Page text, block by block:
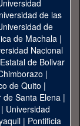
de las
de
de Machala|
Nacional
de Bolivar
|
de Quito |
de Santa Elena|
| Universidad
| Pontificia